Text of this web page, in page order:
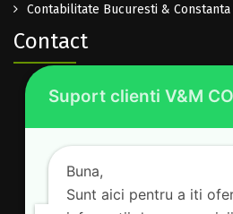
Contabilitate Bucuresti & Constanta
Contact
0722.614.940
office@vm-contab.ro
Lu-Vi: 08:30-16:00
Sam-Dum: inchis
Suport clienti V&M
Buna,
Sunt aici pentru a iti